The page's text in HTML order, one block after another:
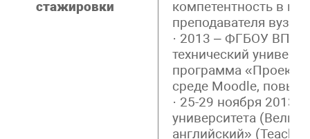
стажировки
компетентность в
преподавателя
· 2013 – ФГБОУ ВПО
технический
программа
среде Moodle,
· 25-29 ноября 2013
университета
английский»